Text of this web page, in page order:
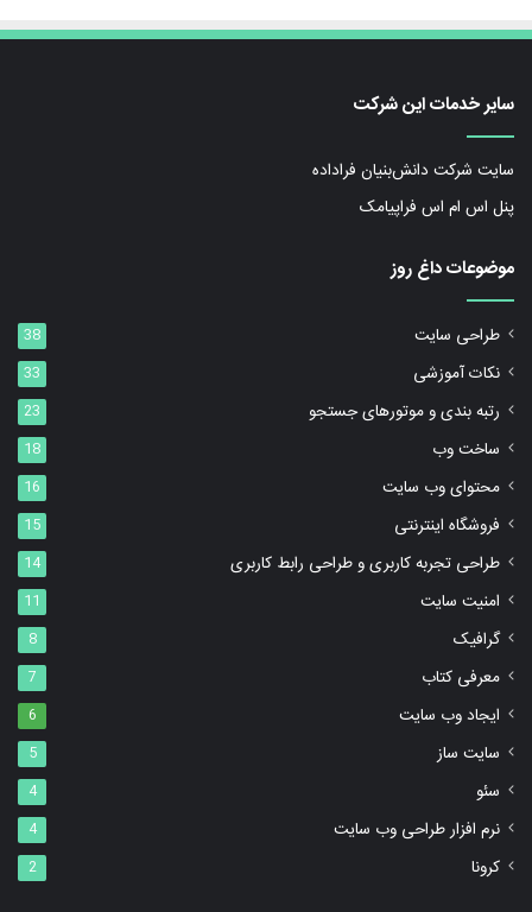
سایر خدمات این شرکت
سایت شرکت دانش‌بنیان فراداده
پنل اس ام اس فراپیامک
موضوعات داغ روز
طراحی سایت 38
نکات آموزشی 33
رتبه بندی و موتورهای جستجو 23
ساخت وب 18
محتوای وب سایت 16
فروشگاه اینترنتی 15
طراحی تجربه کاربری و طراحی رابط کاربری 14
امنیت سایت 11
گرافیک 8
معرفی کتاب 7
ایجاد وب سایت 6
سایت ساز 5
سئو 4
نرم افزار طراحی وب سایت 4
کرونا 2